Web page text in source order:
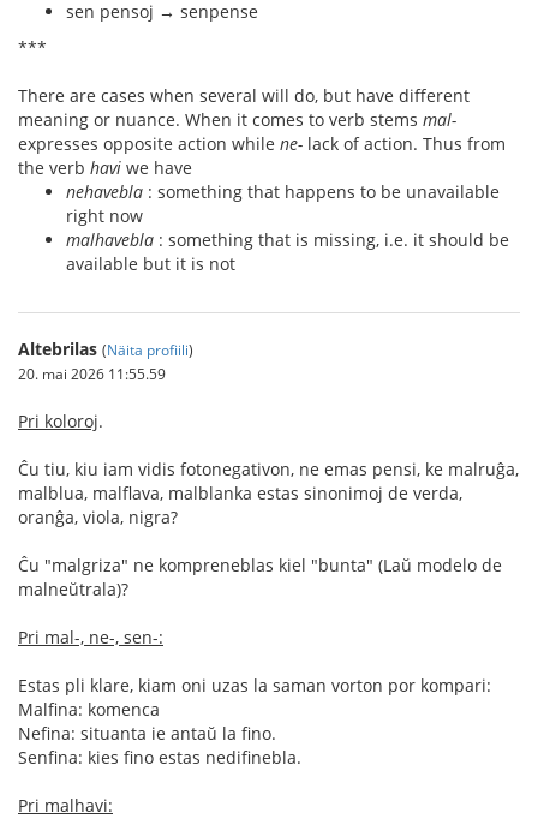
sen pensoj → senpense
***
There are cases when several will do, but have different
meaning or nuance. When it comes to verb stems mal-
expresses opposite action while ne- lack of action. Thus from
the verb havi we have
nehavebla : something that happens to be unavailable
right now
malhavebla : something that is missing, i.e. it should be
available but it is not
Altebrilas (Näita profiili)
20. mai 2026 11:55.59
Pri koloroj.
Ĉu tiu, kiu iam vidis fotonegativon, ne emas pensi, ke malruĝa,
malblua, malflava, malblanka estas sinonimoj de verda,
oranĝa, viola, nigra?
Ĉu "malgriza" ne kompreneblas kiel "bunta" (Laŭ modelo de
malneŭtrala)?
Pri mal-, ne-, sen-:
Estas pli klare, kiam oni uzas la saman vorton por kompari:
Malfina: komenca
Nefina: situanta ie antaŭ la fino.
Senfina: kies fino estas nedifinebla.
Pri malhavi: